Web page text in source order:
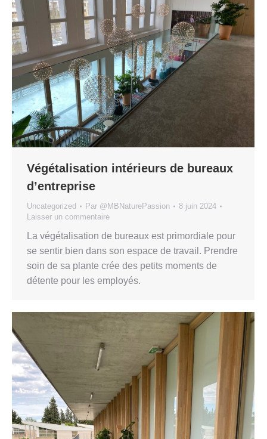
Végétalisation intérieurs de bureaux
d’entreprise
Uncategorized Par @MBNaturePassion
8 juin 2024
Laisser un commentaire
La végétalisation de bureaux est primordiale pour
se sentir bien dans son espace de travail. Prendre
soin de sa plante crée des petits moments de
détente pour les employés.